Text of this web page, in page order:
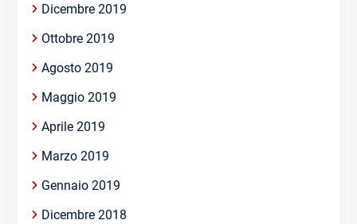
Dicembre 2019
Ottobre 2019
Agosto 2019
Maggio 2019
Aprile 2019
Marzo 2019
Gennaio 2019
Dicembre 2018